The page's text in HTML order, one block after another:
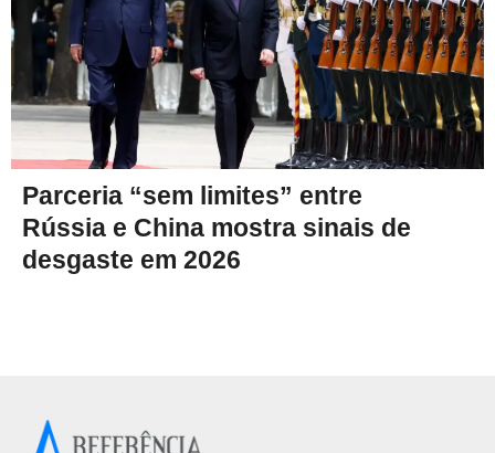
Parceria “sem limites” entre
Rússia e China mostra sinais de
desgaste em 2026